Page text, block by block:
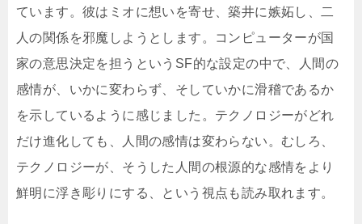
ています。彼はミオに想いを寄せ、築井に嫉妬し、二
人の関係を邪魔しようとします。コンピューターが国
家の意思決定を担うというSF的な設定の中で、人間の
感情が、いかに変わらず、そしていかに滑稽であるか
を示しているように感じました。テクノロジーがどれ
だけ進化しても、人間の感情は変わらない。むしろ、
テクノロジーが、そうした人間の根源的な感情をより
鮮明に浮き彫りにする、という視点も読み取れます。